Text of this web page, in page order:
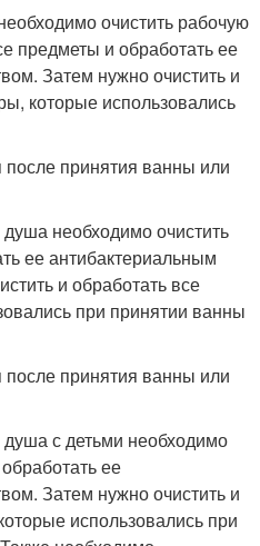
очистить рабочую
предметы и обработать ее
Затем нужно очистить и
которые использовались
после принятия ванны или
необходимо очистить
ее антибактериальным
и обработать все
при принятии ванны
после принятия ванны или
с детьми необходимо
ее
Затем нужно очистить и
использовались при